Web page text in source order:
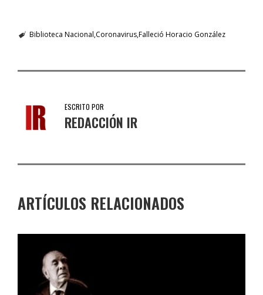
Biblioteca Nacional CoronavirusFalleció Horacio González
ESCRITO POR
REDACCIÓN IR
ARTÍCULOS RELACIONADOS